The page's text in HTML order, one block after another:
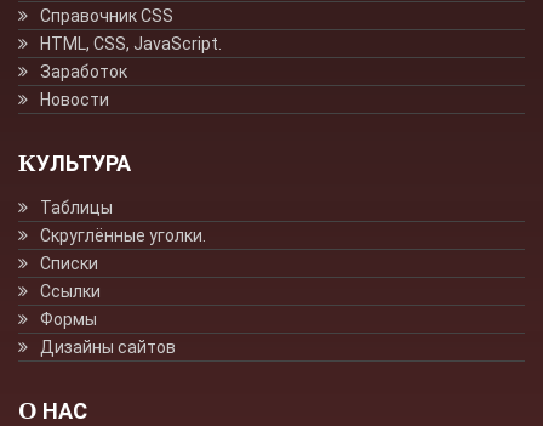
Справочник CSS
HTML, CSS, JavaScript.
Заработок
Новости
КУЛЬТУРА
Таблицы
Скруглённые уголки.
Списки
Ссылки
Формы
Дизайны сайтов
О НАС